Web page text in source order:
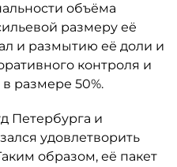
объёма
размеру её
и размытию её доли и
контроля и
размере 50%.
Петербурга и
удовлетворить
образом, её пакет